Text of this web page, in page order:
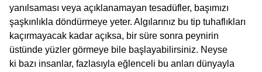
yanılsaması veya açıklanamayan tesadüfler, başımızı
şaşkınlıkla döndürmeye yeter. Algılarınız bu tip tuhaflıkları
kaçırmayacak kadar açıksa, bir süre sonra peynirin
üstünde yüzler görmeye bile başlayabilirsiniz. Neyse
ki bazı insanlar, fazlasıyla eğlenceli bu anları dünyayla